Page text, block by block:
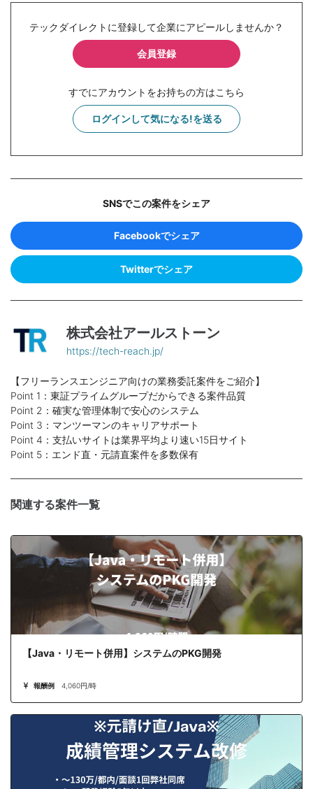
テックダイレクトに登録して企業にアピールしませんか？
会員登録
すでにアカウントをお持ちの方はこちら
ログインして気になる!を送る
SNSでこの案件をシェア
Facebookでシェア
Twitterでシェア
株式会社アールストーン
https://tech-reach.jp/
【フリーランスエンジニア向けの業務委託案件をご紹介】
Point 1：東証プライムグループだからできる案件品質
Point 2：確実な管理体制で安心のシステム
Point 3：マンツーマンのキャリアサポート
Point 4：支払いサイトは業界平均より速い15日サイト
Point 5：エンド直・元請直案件を多数保有
関連する案件一覧
【Java・リモート併用】システムのPKG開発
報酬例 4,060円/時